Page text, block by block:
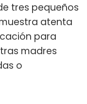
tres pequeños
atenta
para
madres
o